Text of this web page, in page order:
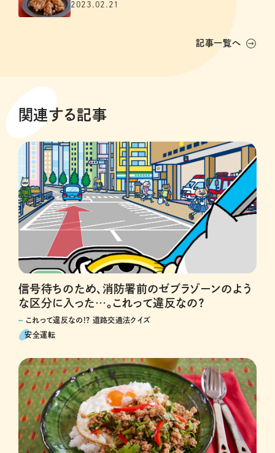
2023.02.21
記事一覧へ
関連する記事
信号待ちのため、消防署前のゼブラゾーンのよう
な区分に入った…。これって違反なの？
これって違反なの!? 道路交通法クイズ
安全運転